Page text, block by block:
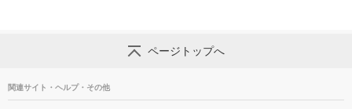
ページトップへ
関連サイト・ヘルプ・その他